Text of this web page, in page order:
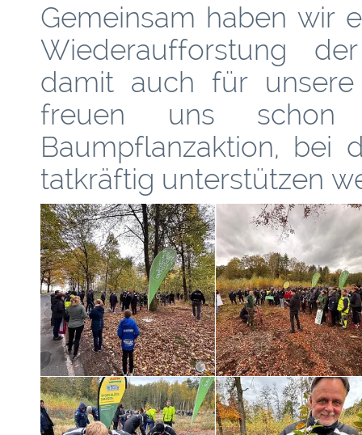
Gemeinsam haben wir
Wiederaufforstung
damit auch für
freuen uns
Baumpflanzaktion, bei
tatkräftig unterstützen